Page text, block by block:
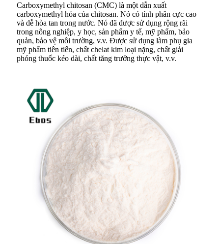
Carboxymethyl chitosan (CMC) là một dẫn xuất
carboxymethyl hóa của chitosan. Nó có tính phân cực cao
và dễ hòa tan trong nước. Nó đã được sử dụng rộng rãi
trong nông nghiệp, y học, sản phẩm y tế, mỹ phẩm, bảo
quản, bảo vệ môi trường, v.v. Được sử dụng làm phụ gia
mỹ phẩm tiên tiến, chất chelat kim loại nặng, chất giải
phóng thuốc kéo dài, chất tăng trưởng thực vật, v.v.